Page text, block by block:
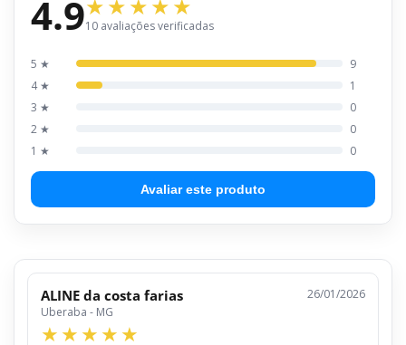
4.910 avaliações verificadas
5 ★
9
4 ★
1
3 ★
0
2 ★
0
1 ★
0
Avaliar este produto
ALINE da costa farias
Uberaba - MG
26/01/2026